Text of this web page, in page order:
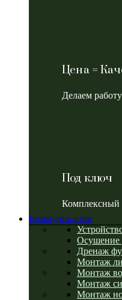
Цена =
Делаем
Под ключ
Комплексный
Коммуникации
Осушение
Дренаж
Монтаж
Монтаж
Монтаж
Монтаж